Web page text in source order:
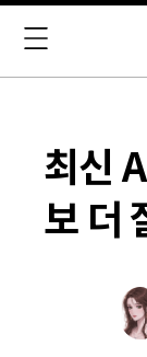
최신
보 더